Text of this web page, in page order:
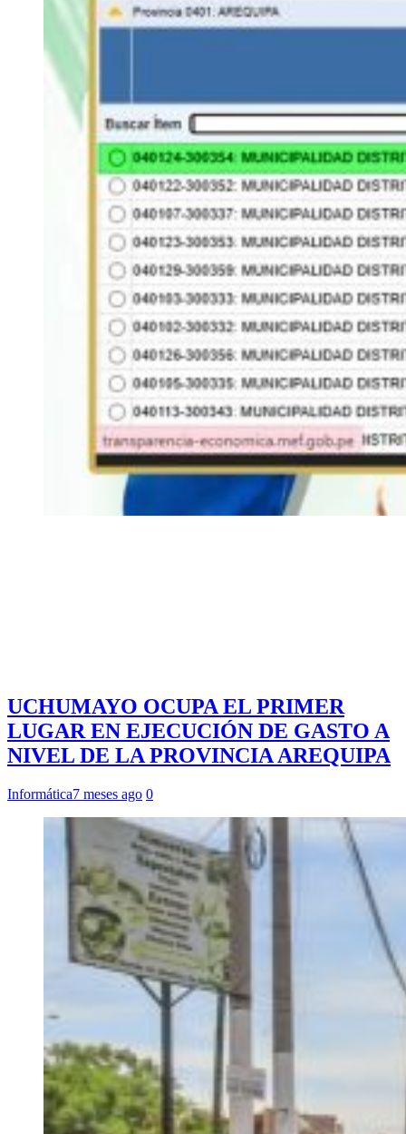
UCHUMAYO OCUPA EL PRIMER
LUGAR EN EJECUCIÓN DE GASTO A
NIVEL DE LA PROVINCIA AREQUIPA
Informática7 meses ago 0